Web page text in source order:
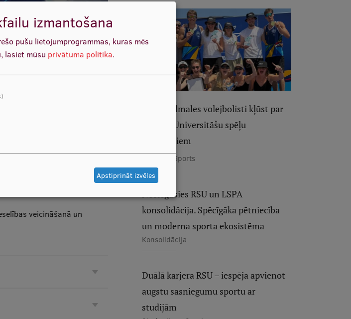
metodēm gan teorētiskajās,
skolām un veselības
studentiem iespēju studēt
veicināšanā un
RSU pludmales volejbolisti kļūst par
Eiropas Universitāšu spēļu
čempioniem
Atzinība, Sports
Noslēgusies RSU un LSPA
konsolidācija. Spēcīgāka pētniecība
un moderna sporta ekosistēma
Konsolidācija
Duālā karjera RSU – iespēja apvienot
augstu sasniegumu sportu ar
studijām
izmantošana
pušu lietojumprogrammas, kuras mēs
lasiet mūsu privātuma politika.
Apstiprināt izvēles